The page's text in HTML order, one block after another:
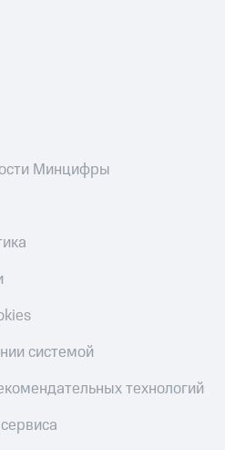
Минцифры
системой
технологий